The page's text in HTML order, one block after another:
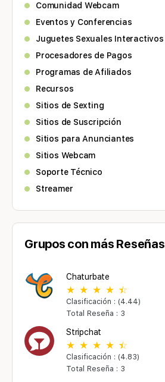
Comunidad Webcam
Eventos y Conferencias
Juguetes Sexuales Interactivos
Procesadores de Pagos
Programas de Afiliados
Recursos
Sitios de Sexting
Sitios de Suscripción
Sitios para Anunciantes
Sitios Webcam
Soporte Técnico
Streamer
Grupos con más Reseñas
Chaturbate
Clasificación : (4.44)
Total Reseña : 3
Stripchat
Clasificación : (4.83)
Total Reseña : 3